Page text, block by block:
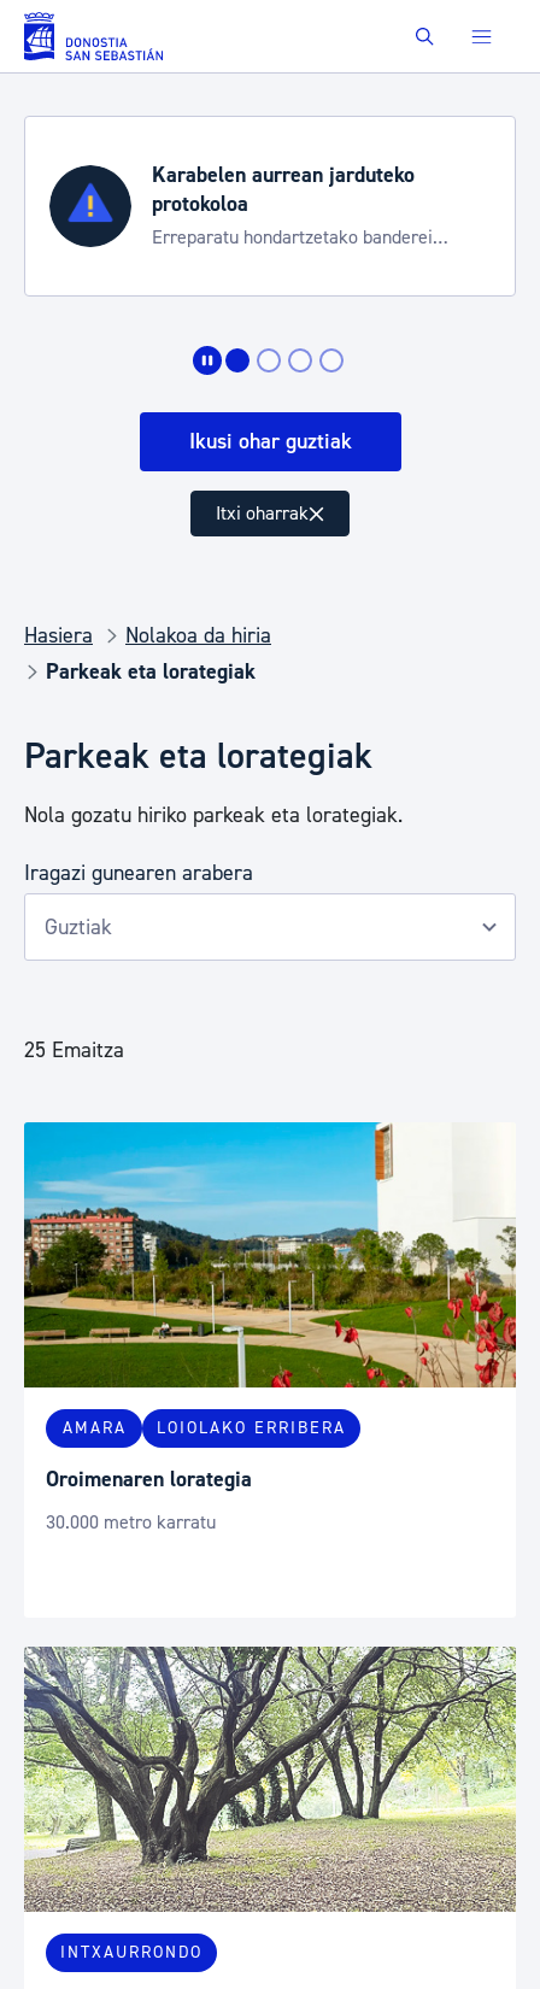
Eduki nagusira joan Buscar
Aste Nagusia 2026
Trafiko mozketak eta garraio zerbitzu
bereziak
Ikusi ohar guztiak
Itxi oharrak
Hasiera
Nolakoa da hiria
Parkeak eta lorategiak
Parkeak eta lorategiak
Nola gozatu hiriko parkeak eta lorategiak.
Iragazi gunearen arabera
25 Emaitza
AMARA LOIOLAKO ERRIBERA
Oroimenaren lorategia
30.000 metro karratu
INTXAURRONDO